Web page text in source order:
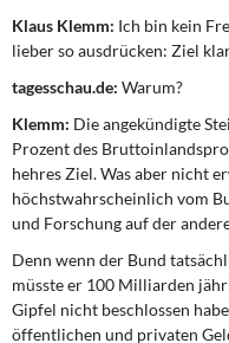
Eurokrise und
DIE LINKE
Weitere Themen
Memo-Gruppe
Institut Solidarische
Rosa-Luxemburg-
Klaus Klemm: Ich bin kein
lieber so ausdrücken: Ziel
tagesschau.de: Warum?
Klemm: Die angekündigte
Prozent des
hehres Ziel. Was aber nicht
höchstwahrscheinlich vom
und Forschung auf der
Denn wenn der Bund
müsste er 100 Milliarden
Gipfel nicht beschlossen
öffentlichen und privaten